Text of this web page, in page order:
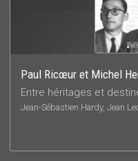
Paul Ricœur et Michel
Entre héritages et
Jean-Sébastien Hardy, Jean